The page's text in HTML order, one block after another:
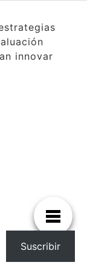
innovar
Suscribir